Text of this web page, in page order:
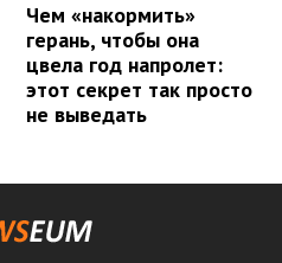
Чем «накормить»
герань, чтобы она
цвела год напролет:
этот секрет так просто
не выведать